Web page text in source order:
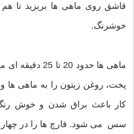
قاشق روی ماهی ها بريزيد تا
خوشرنگ.
ماهی ها حدود 20
پخت، روغن زيتون را به ماهی ها
كار باعث براق شدن و خوش
سس می شود. قارچ ها را در چهار